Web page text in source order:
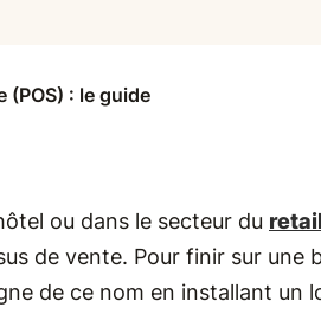
(POS) : le guide
ou dans le secteur du retail
de vente. Pour finir sur
de ce nom en installant